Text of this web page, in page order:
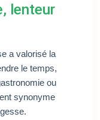
lenteur
a valorisé la
le temps,
ou
synonyme